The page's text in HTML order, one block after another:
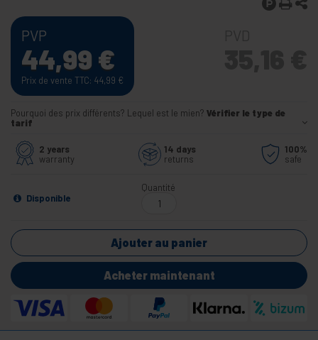
PVP
44,99 €
Prix de vente TTC: 44,99 €
Pourquoi des prix différents? Lequel est le mien? Vérifier le type de
tarif
2 years
warranty
14 days
returns
100%
safe
Disponible
Quantité
Ajouter au panier
Acheter maintenant